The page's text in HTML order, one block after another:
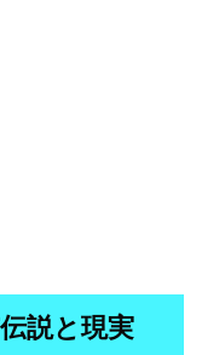
説と現実